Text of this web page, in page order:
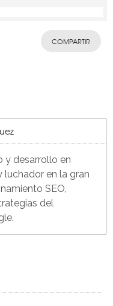
COMPARTIR
y desarrollo en
en la gran
SEO,
del